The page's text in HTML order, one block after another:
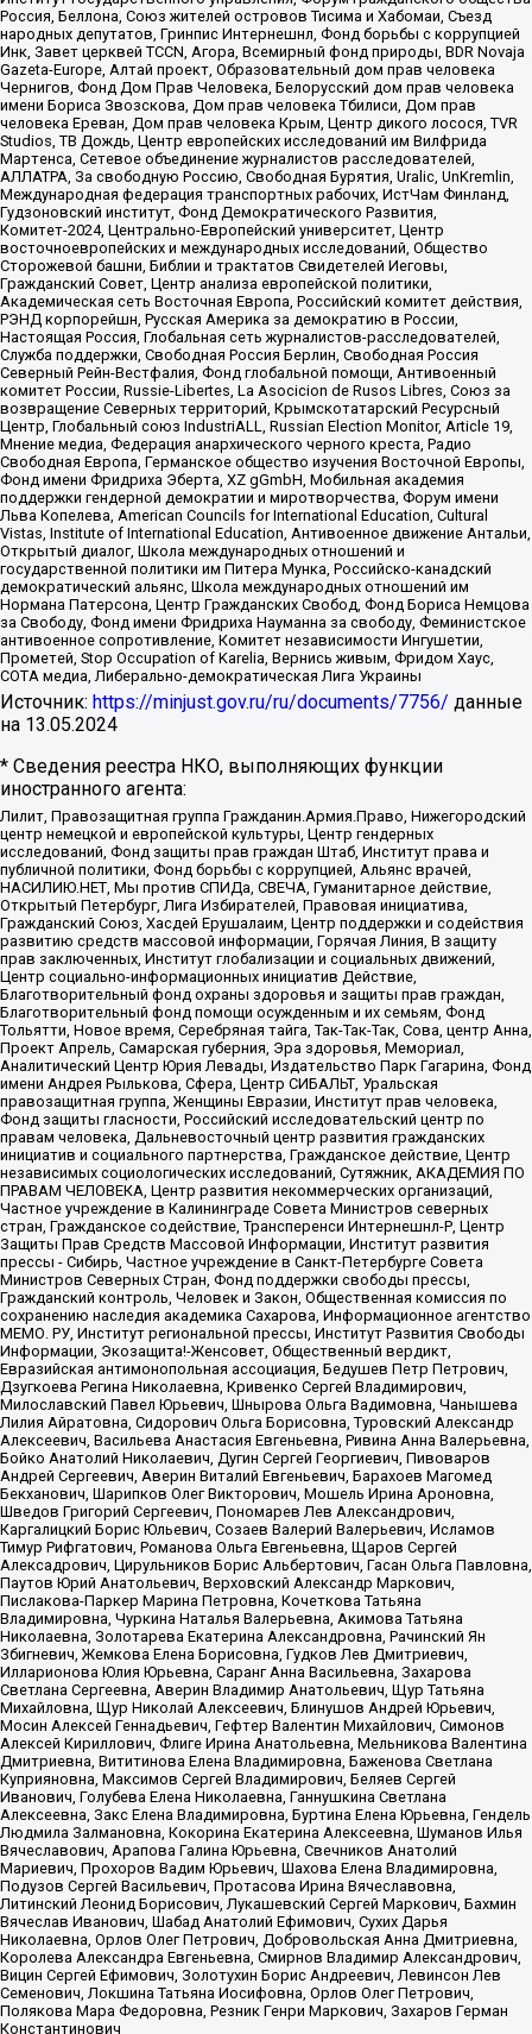
Россия, Беллона, Союз жителей островов Тисима и Хабомаи, Съезд
народных депутатов, Гринпис Интернешнл, Фонд борьбы с коррупцией
Инк, Завет церквей TCCN, Агора, Всемирный фонд природы, BDR Novaja
Gazeta-Europe, Алтай проект, Образовательный дом прав человека
Чернигов, Фонд Дом Прав Человека, Белорусский дом прав человека
имени Бориса Звозскова, Дом прав человека Тбилиси, Дом прав
человека Ереван, Дом прав человека Крым, Центр дикого лосося, TVR
Studios, ТВ Дождь, Центр европейских исследований им Вилфрида
Мартенса, Сетевое объединение журналистов расследователей,
АЛЛАТРА, За свободную Россию, Свободная Бурятия, Uralic, UnKremlin,
Международная федерация транспортных рабочих, ИстЧам Финланд,
Гудзоновский институт, Фонд Демократического Развития,
Комитет-2024, Центрально-Европейский университет, Центр
восточноевропейских и международных исследований, Общество
Сторожевой башни, Библии и трактатов Свидетелей Иеговы,
Гражданский Совет, Центр анализа европейской политики,
Академическая сеть Восточная Европа, Российский комитет действия,
РЭНД корпорейшн, Русская Америка за демократию в России,
Настоящая Россия, Глобальная сеть журналистов-расследователей,
Служба поддержки, Свободная Россия Берлин, Свободная Россия
Северный Рейн-Вестфалия, Фонд глобальной помощи, Антивоенный
комитет России, Russie-Libertes, La Asocicion de Rusos Libres, Союз за
возвращение Северных территорий, Крымскотатарский Ресурсный
Центр, Глобальный союз IndustriALL, Russian Election Monitor, Article 19,
Мнение медиа, Федерация анархического черного креста, Радио
Свободная Европа, Германское общество изучения Восточной Европы,
Фонд имени Фридриха Эберта, XZ gGmbH, Мобильная академия
поддержки гендерной демократии и миротворчества, Форум имени
Льва Копелева, American Councils for International Education, Cultural
Vistas, Institute of International Education, Антивоенное движение Антальи,
Открытый диалог, Школа международных отношений и
государственной политики им Питера Мунка, Российско-канадский
демократический альянс, Школа международных отношений им
Нормана Патерсона, Центр Гражданских Свобод, Фонд Бориса Немцова
за Свободу, Фонд имени Фридриха Науманна за свободу, Феминистское
антивоенное сопротивление, Комитет независимости Ингушетии,
Прометей, Stop Occupation of Karelia, Вернись живым, Фридом Хаус,
СОТА медиа, Либерально-демократическая Лига Украины
Источник: https://minjust.gov.ru/ru/documents/7756/ данные
на 13.05.2024
* Сведения реестра НКО, выполняющих функции
иностранного агента:
Лилит, Правозащитная группа Гражданин.Армия.Право, Нижегородский
центр немецкой и европейской культуры, Центр гендерных
исследований, Фонд защиты прав граждан Штаб, Институт права и
публичной политики, Фонд борьбы с коррупцией, Альянс врачей,
НАСИЛИЮ.НЕТ, Мы против СПИДа, СВЕЧА, Гуманитарное действие,
Открытый Петербург, Лига Избирателей, Правовая инициатива,
Гражданский Союз, Хасдей Ерушалаим, Центр поддержки и содействия
развитию средств массовой информации, Горячая Линия, В защиту
прав заключенных, Институт глобализации и социальных движений,
Центр социально-информационных инициатив Действие,
Благотворительный фонд охраны здоровья и защиты прав граждан,
Благотворительный фонд помощи осужденным и их семьям, Фонд
Тольятти, Новое время, Серебряная тайга, Так-Так-Так, Сова, центр Анна,
Проект Апрель, Самарская губерния, Эра здоровья, Мемориал,
Аналитический Центр Юрия Левады, Издательство Парк Гагарина, Фонд
имени Андрея Рылькова, Сфера, Центр СИБАЛЬТ, Уральская
правозащитная группа, Женщины Евразии, Институт прав человека,
Фонд защиты гласности, Российский исследовательский центр по
правам человека, Дальневосточный центр развития гражданских
инициатив и социального партнерства, Гражданское действие, Центр
независимых социологических исследований, Сутяжник, АКАДЕМИЯ ПО
ПРАВАМ ЧЕЛОВЕКА, Центр развития некоммерческих организаций,
Частное учреждение в Калининграде Совета Министров северных
стран, Гражданское содействие, Трансперенси Интернешнл-Р, Центр
Защиты Прав Средств Массовой Информации, Институт развития
прессы - Сибирь, Частное учреждение в Санкт-Петербурге Совета
Министров Северных Стран, Фонд поддержки свободы прессы,
Гражданский контроль, Человек и Закон, Общественная комиссия по
сохранению наследия академика Сахарова, Информационное агентство
МЕМО. РУ, Институт региональной прессы, Институт Развития Свободы
Информации, Экозащита!-Женсовет, Общественный вердикт,
Евразийская антимонопольная ассоциация, Бедушев Петр Петрович,
Дзугкоева Регина Николаевна, Кривенко Сергей Владимирович,
Милославский Павел Юрьевич, Шнырова Ольга Вадимовна, Чанышева
Лилия Айратовна, Сидорович Ольга Борисовна, Туровский Александр
Алексеевич, Васильева Анастасия Евгеньевна, Ривина Анна Валерьевна,
Бойко Анатолий Николаевич, Дугин Сергей Георгиевич, Пивоваров
Андрей Сергеевич, Аверин Виталий Евгеньевич, Барахоев Магомед
Бекханович, Шарипков Олег Викторович, Мошель Ирина Ароновна,
Шведов Григорий Сергеевич, Пономарев Лев Александрович,
Каргалицкий Борис Юльевич, Созаев Валерий Валерьевич, Исламов
Тимур Рифгатович, Романова Ольга Евгеньевна, Щаров Сергей
Алексадрович, Цирульников Борис Альбертович, Гасан Ольга Павловна,
Паутов Юрий Анатольевич, Верховский Александр Маркович,
Пислакова-Паркер Марина Петровна, Кочеткова Татьяна
Владимировна, Чуркина Наталья Валерьевна, Акимова Татьяна
Николаевна, Золотарева Екатерина Александровна, Рачинский Ян
Збигневич, Жемкова Елена Борисовна, Гудков Лев Дмитриевич,
Илларионова Юлия Юрьевна, Саранг Анна Васильевна, Захарова
Светлана Сергеевна, Аверин Владимир Анатольевич, Щур Татьяна
Михайловна, Щур Николай Алексеевич, Блинушов Андрей Юрьевич,
Мосин Алексей Геннадьевич, Гефтер Валентин Михайлович, Симонов
Алексей Кириллович, Флиге Ирина Анатольевна, Мельникова Валентина
Дмитриевна, Вититинова Елена Владимировна, Баженова Светлана
Куприяновна, Максимов Сергей Владимирович, Беляев Сергей
Иванович, Голубева Елена Николаевна, Ганнушкина Светлана
Алексеевна, Закс Елена Владимировна, Буртина Елена Юрьевна, Гендель
Людмила Залмановна, Кокорина Екатерина Алексеевна, Шуманов Илья
Вячеславович, Арапова Галина Юрьевна, Свечников Анатолий
Мариевич, Прохоров Вадим Юрьевич, Шахова Елена Владимировна,
Подузов Сергей Васильевич, Протасова Ирина Вячеславовна,
Литинский Леонид Борисович, Лукашевский Сергей Маркович, Бахмин
Вячеслав Иванович, Шабад Анатолий Ефимович, Сухих Дарья
Николаевна, Орлов Олег Петрович, Добровольская Анна Дмитриевна,
Королева Александра Евгеньевна, Смирнов Владимир Александрович,
Вицин Сергей Ефимович, Золотухин Борис Андреевич, Левинсон Лев
Семенович, Локшина Татьяна Иосифовна, Орлов Олег Петрович,
Полякова Мара Федоровна, Резник Генри Маркович, Захаров Герман
Константинович